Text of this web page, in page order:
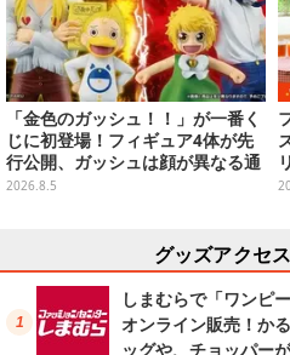
「金色のガッシュ！！」が一番く
じに初登場！フィギュア4体が先
行公開、ガッシュは顔が異なる通
常/ザケルver.の2種
2026.8.5
グッズアクセ
しまむらで「ワンピ
オンライン販売！か
ッグや、チョッパー